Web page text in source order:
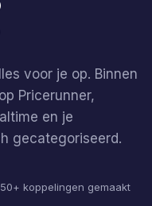
voor je op. Binnen
Pricerunner,
en je
gecategoriseerd.
koppelingen gemaakt